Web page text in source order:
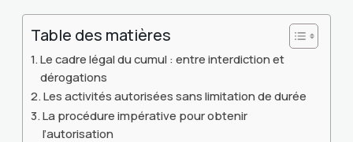
Table des matières
Le cadre légal du cumul : entre interdiction et
dérogations
Les activités autorisées sans limitation de durée
La procédure impérative pour obtenir
l’autorisation